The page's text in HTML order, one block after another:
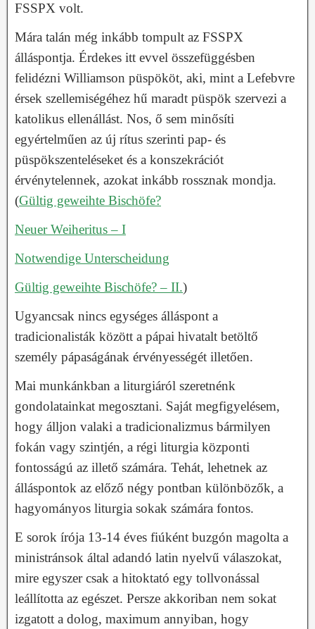
FSSPX volt.
Mára talán még inkább tompult az FSSPX
álláspontja. Érdekes itt evvel összefüggésben
felidézni Williamson püspököt, aki, mint a Lefebvre
érsek szellemiségéhez hű maradt püspök szervezi a
katolikus ellenállást. Nos, ő sem minősíti
egyértelműen az új rítus szerinti pap- és
püspökszenteléseket és a konszekrációt
érvénytelennek, azokat inkább rossznak mondja.
(Gültig geweihte Bischöfe?
Neuer Weiheritus – I
Notwendige Unterscheidung
Gültig geweihte Bischöfe? – II.)
Ugyancsak nincs egységes álláspont a
tradicionalisták között a pápai hivatalt betöltő
személy pápaságának érvényességét illetően.
Mai munkánkban a liturgiáról szeretnénk
gondolatainkat megosztani. Saját megfigyelésem,
hogy álljon valaki a tradicionalizmus bármilyen
fokán vagy szintjén, a régi liturgia központi
fontosságú az illető számára. Tehát, lehetnek az
álláspontok az előző négy pontban különbözők, a
hagyományos liturgia sokak számára fontos.
E sorok írója 13-14 éves fiúként buzgón magolta a
ministránsok által adandó latin nyelvű válaszokat,
mire egyszer csak a hitoktató egy tollvonással
leállította az egészet. Persze akkoriban nem sokat
izgatott a dolog, maximum annyiban, hogy